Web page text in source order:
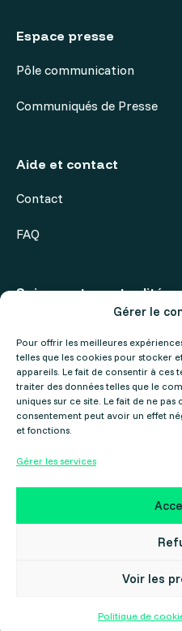
Gérer le
Pour offrir les meilleures
telles que les cookies pour stocker
appareils. Le fait de consentir à
traiter des données telles que le
uniques sur ce site. Le fait de ne
consentement peut avoir un effet
et fonctions.
Gérer les services
Voir les
Politique de
Espace presse
Pôle communication
Communiqués de Presse
Aide et contact
Contact
FAQ
Suivez notre actualité
Agenda
Copyright ©2025 Gers
Collectif